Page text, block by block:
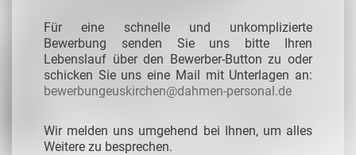
Für eine schnelle und unkomplizierte
Bewerbung senden Sie uns bitte Ihren
Lebenslauf über den Bewerber-Button zu oder
schicken Sie uns eine Mail mit Unterlagen an:
bewerbungeuskirchen@dahmen-personal.de
Wir melden uns umgehend bei Ihnen, um alles
Weitere zu besprechen.